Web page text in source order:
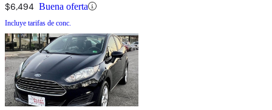
$6,494 Buena oferta
Incluye tarifas de conc.